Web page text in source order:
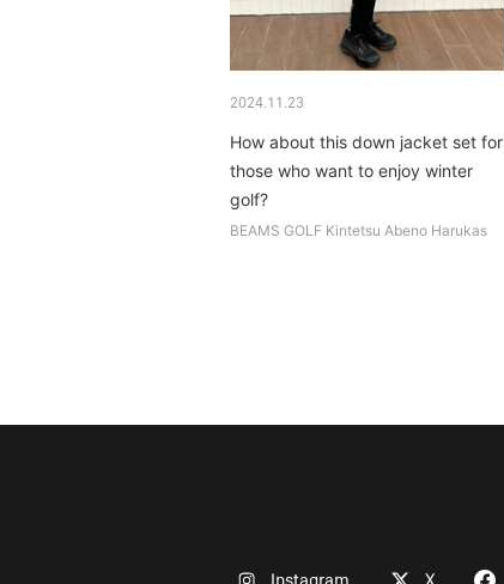
2024.11.23
How about this down jacket set for
those who want to enjoy winter
golf?
BEAMS GOLF Kintetsu Abeno Harukas